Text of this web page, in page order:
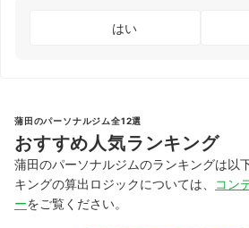
はい
蒲田のパーソナルジム全12選
おすすめ人気ランキング
蒲田のパーソナルジムのランキングは以
キングの算出ロジックについては、
コン
ーをご覧ください。